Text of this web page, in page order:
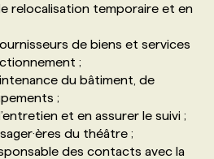
relocalisation temporaire et en
de biens et services
;
du bâtiment, de
;
et en assurer le suivi ;
du théâtre ;
des contacts avec la